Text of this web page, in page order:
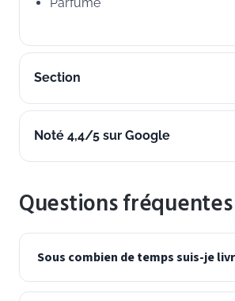
Parfumé
Section
Noté 4,4/5 sur Google
Questions fréquentes
Sous combien de temps suis-je